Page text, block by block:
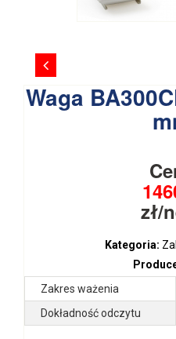
Waga
zł/
Kategoria:
Zakres ważenia
Dokładność odczytu